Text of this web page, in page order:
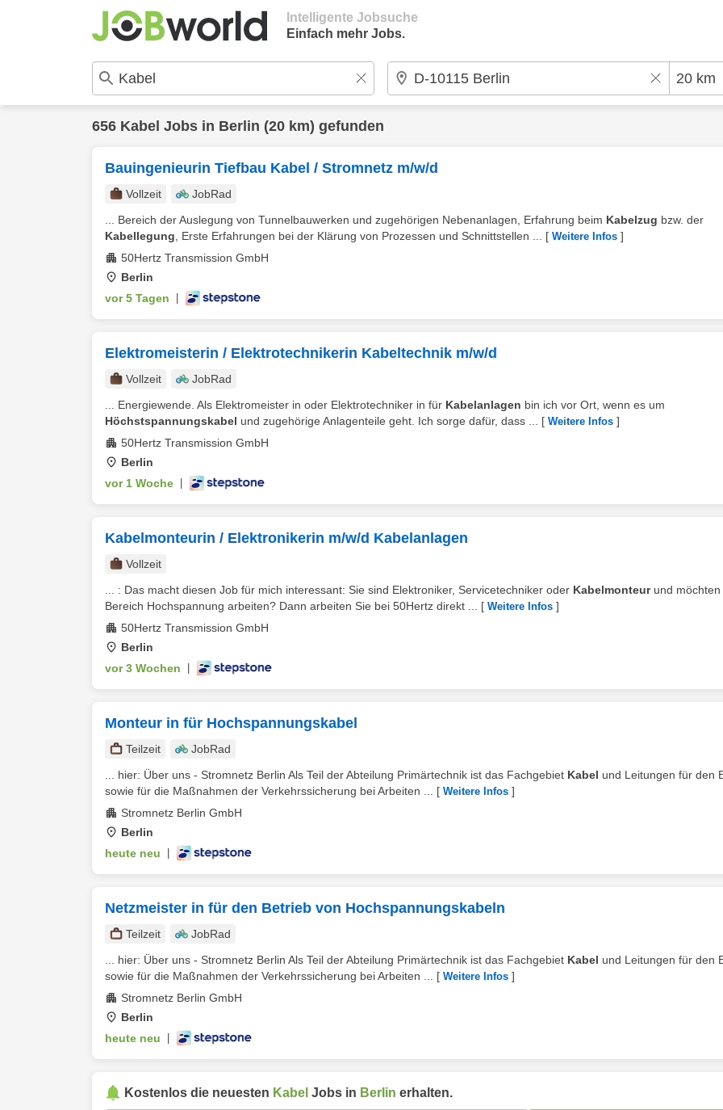
Intelligente Jobsuche
Einfach mehr Jobs.
656 Kabel Jobs in Berlin (20 km) gefunden
Bauingenieurin Tiefbau Kabel / Stromnetz m/w/d
Vollzeit
JobRad
... Bereich der Auslegung von Tunnelbauwerken und zugehörigen Nebenanlagen, Erfahrung beim Kabelzug bzw. der
Kabellegung , Erste Erfahrungen bei der Klärung von Prozessen und Schnittstellen ... [ Weitere Infos ]
50Hertz Transmission GmbH
Berlin
vor 5 Tagen
Elektromeisterin / Elektrotechnikerin Kabeltechnik m/w/d
Vollzeit
JobRad
... Energiewende. Als Elektromeister in oder Elektrotechniker in für Kabelanlagen bin ich vor Ort, wenn es um
Höchstspannungskabel und zugehörige Anlagenteile geht. Ich sorge dafür, dass ... [ Weitere Infos ]
50Hertz Transmission GmbH
Berlin
vor 1 Woche
Kabelmonteurin / Elektronikerin m/w/d Kabelanlagen
Vollzeit
... : Das macht diesen Job für mich interessant: Sie sind Elektroniker, Servicetechniker oder Kabelmonteurund möchten
Bereich Hochspannung arbeiten? Dann arbeiten Sie bei 50Hertz direkt ...
[ Weitere Infos ]
50Hertz Transmission GmbH
Berlin
vor 3 Wochen
Monteur in für Hochspannungskabel
Teilzeit
JobRad
... hier: Über uns - Stromnetz Berlin Als Teil der Abteilung Primärtechnik ist das Fachgebiet Kabel und Leitungen für den
sowie für die Maßnahmen der Verkehrssicherung bei Arbeiten ...
[ Weitere Infos ]
Stromnetz Berlin GmbH
Berlin
heute neu
Netzmeister in für den Betrieb von Hochspannungskabeln
Teilzeit
JobRad
... hier: Über uns - Stromnetz Berlin Als Teil der Abteilung Primärtechnik ist das Fachgebiet Kabel und Leitungen für den
sowie für die Maßnahmen der Verkehrssicherung bei Arbeiten ...
[ Weitere Infos ]
Stromnetz Berlin GmbH
Berlin
heute neu
Kostenlos die neuesten Kabel Jobs in Berlin erhalten.